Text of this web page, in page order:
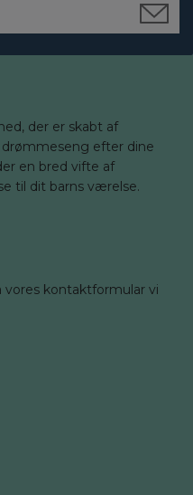
der er skabt af
efter dine
en bred vifte af
til dit barns værelse.
vores kontaktformular vi